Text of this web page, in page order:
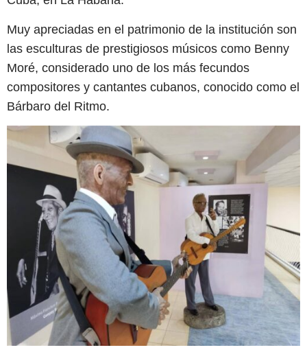
Muy apreciadas en el patrimonio de la institución son
las esculturas de prestigiosos músicos como Benny
Moré, considerado uno de los más fecundos
compositores y cantantes cubanos, conocido como el
Bárbaro del Ritmo.